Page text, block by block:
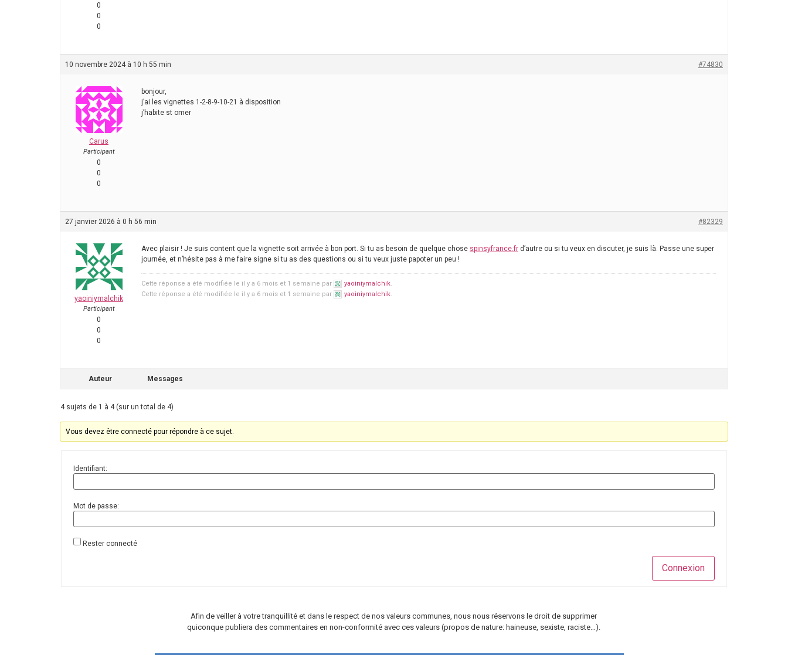
0
0
0
10 novembre 2024 à 10 h 55 min #74830
Carus
Participant
0
0
0
bonjour,
j’ai les vignettes 1-2-8-9-10-21 à disposition
j’habite st omer
27 janvier 2026 à 0 h 56 min #82329
yaoiniymalchik
Participant
0
0
0
Avec plaisir ! Je suis content que la vignette soit arrivée à bon port. Si tu as besoin de quelque chose spinsyfrance.fr d’autre ou si tu veux en discuter, je suis là. Passe une super
journée, et n’hésite pas à me faire signe si tu as des questions ou si tu veux juste papoter un peu !
Cette réponse a été modifiée le il y a 6 mois et 1 semaine par yaoiniymalchik.
Cette réponse a été modifiée le il y a 6 mois et 1 semaine par
yaoiniymalchik.
Auteur Messages
4 sujets de 1 à 4 (sur un total de 4)
Vous devez être connecté pour répondre à ce sujet.
Identifiant:
Mot de passe:
Rester connecté
Connexion
Afin de veiller à votre tranquillité et dans le respect de nos valeurs communes, nous nous réservons le droit de supprimer
quiconque publiera des commentaires en non-conformité avec ces valeurs (propos de nature: haineuse, sexiste, raciste…).